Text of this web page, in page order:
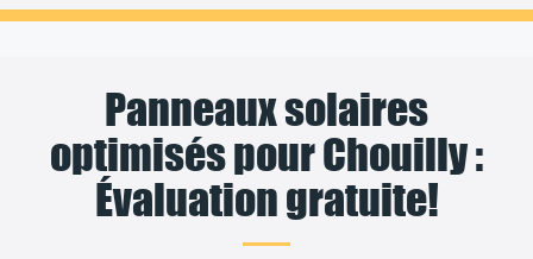
Panneaux solaires
optimisés pour Chouilly :
Évaluation gratuite!